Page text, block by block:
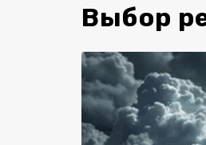
Выбор